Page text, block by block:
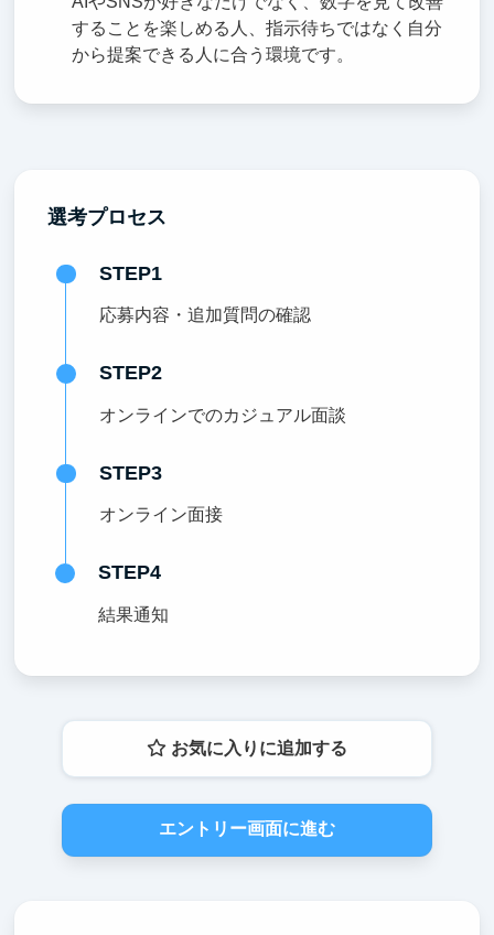
することを楽しめる人、指示待ちではなく自分
から提案できる人に合う環境です。
選考プロセス
STEP1
応募内容・追加質問の確認
STEP2
オンラインでのカジュアル面談
STEP3
オンライン面接
STEP4
結果通知
お気に入りに追加する
エントリー画面に進む